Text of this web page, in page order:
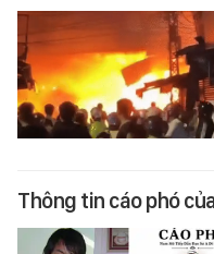
Thông tin cáo phó